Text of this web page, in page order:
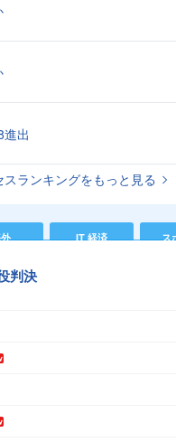
出
ランキングをもっと見る
IT 経済 ス
判決